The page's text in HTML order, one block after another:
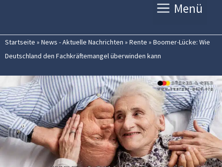
Menü
Startseite » News - Aktuelle Nachrichten » Rente » Boomer-Lücke: Wie
Deutschland den Fachkräftemangel überwinden kann